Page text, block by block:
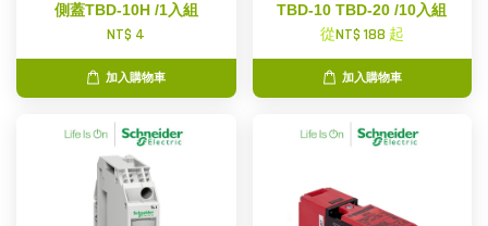
側蓋TBD-10H /1入組
NT$ 4
加入購物車
TBD-10 TBD-20 /10入組
從NT$ 188 起
加入購物車